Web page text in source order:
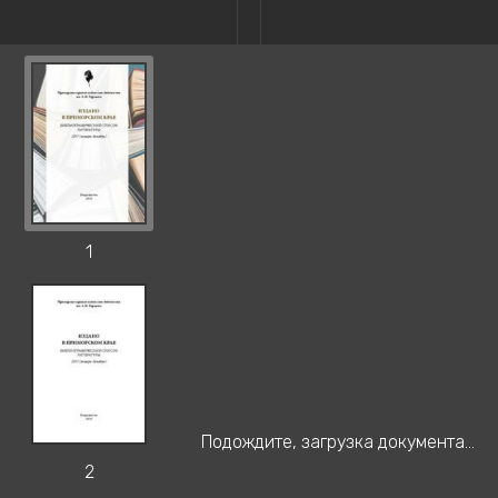
1
2
Подождите, загрузка документа...